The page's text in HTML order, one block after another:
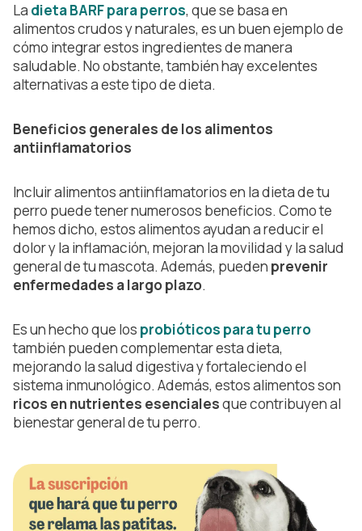
La dieta BARF para perros, que se basa en
alimentos crudos y naturales, es un buen ejemplo de
cómo integrar estos ingredientes de manera
saludable. No obstante, también hay excelentes
alternativas a este tipo de dieta.
Beneficios generales de los alimentos
antiinflamatorios
Incluir alimentos antiinflamatorios en la dieta de tu
perro puede tener numerosos beneficios. Como te
hemos dicho, estos alimentos ayudan a reducir el
dolor y la inflamación, mejoran la movilidad y la salud
general de tu mascota. Además, pueden prevenir
enfermedades a largo plazo.
Es un hecho que los probióticos para tu perro
también pueden complementar esta dieta,
mejorando la salud digestiva y fortaleciendo el
sistema inmunológico. Además, estos alimentos son
ricos en nutrientes esencialesque contribuyen al
bienestar general de tu perro.